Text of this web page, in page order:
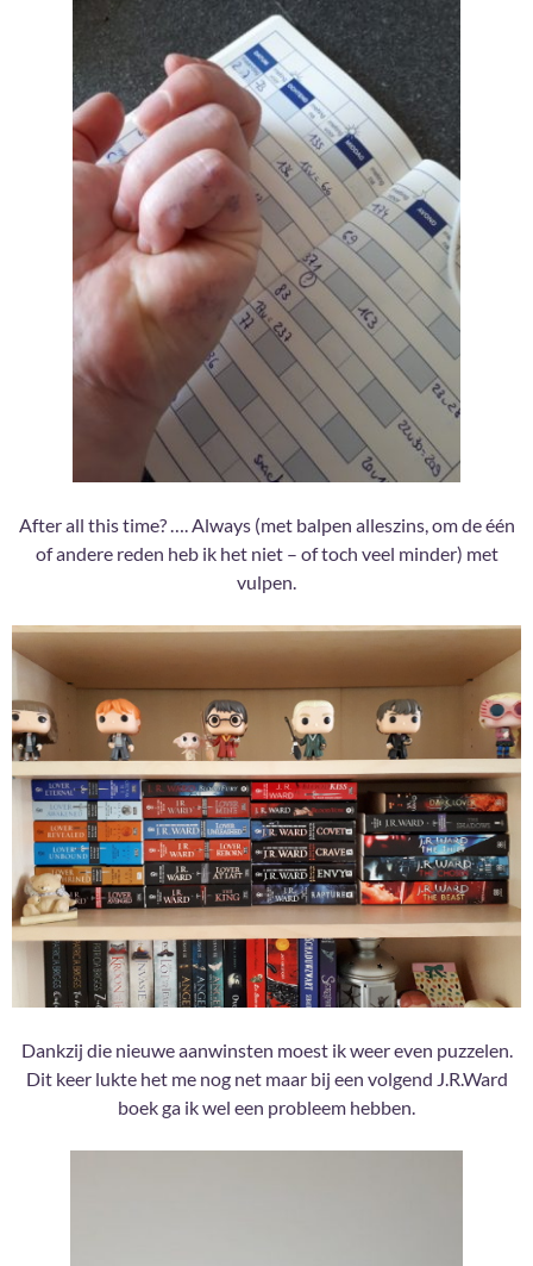
After all this time? …. Always (met balpen alleszins, om de één
of andere reden heb ik het niet – of toch veel minder) met
vulpen.
Dankzij die nieuwe aanwinsten moest ik weer even puzzelen.
Dit keer lukte het me nog net maar bij een volgend J.R.Ward
boek ga ik wel een probleem hebben.